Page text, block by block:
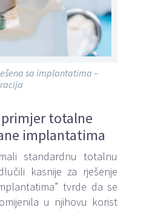
sa implantatima –
totalne
implantatima
standardnu totalnu
kasnije za rješenje
tvrde da se
u njihovu korist